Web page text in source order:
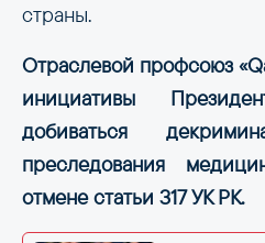
страны.
Отраслевой профсоюз
инициативы
добиваться
преследования
отмене статьи 317 УК РК.